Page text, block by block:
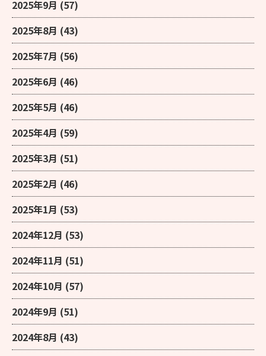
2025年9月 (57)
2025年8月 (43)
2025年7月 (56)
2025年6月 (46)
2025年5月 (46)
2025年4月 (59)
2025年3月 (51)
2025年2月 (46)
2025年1月 (53)
2024年12月 (53)
2024年11月 (51)
2024年10月 (57)
2024年9月 (51)
2024年8月 (43)